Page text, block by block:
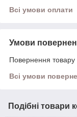
Всі умови оплати
Умови
Повернення товару
Всі умови
Подібні товари